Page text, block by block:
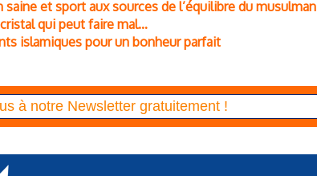
et sport aux sources de l’équilibre du musulman
qui peut faire mal…
islamiques pour un bonheur parfait